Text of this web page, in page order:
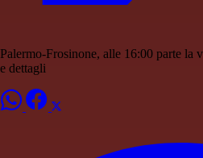
Palermo-Frosinone, alle 16:00 parte la
e dettagli